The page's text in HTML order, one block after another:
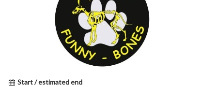
Start / estimated end